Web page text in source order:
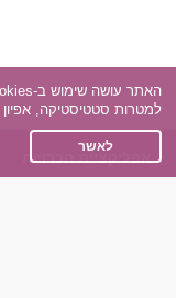
אפליקציית הכרויות
למטרות סטטיסטיקה, אפיון
לאשר